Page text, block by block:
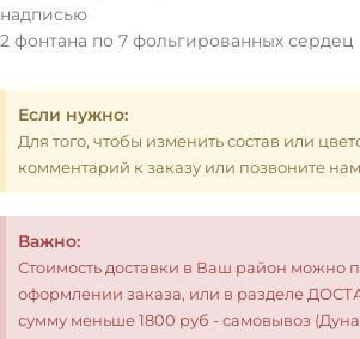
надписью
2 фонтана по 7 фольгированных сердец
Если нужно:
Для того, чтобы изменить состав или
комментарий к заказу или позвоните нам
Важно:
Стоимость доставки в Ваш район можно
оформлении заказа, или в разделе
сумму меньше 1800 руб - самовывоз